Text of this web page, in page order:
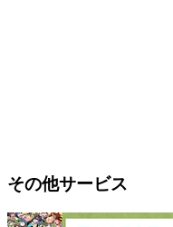
その他サービス